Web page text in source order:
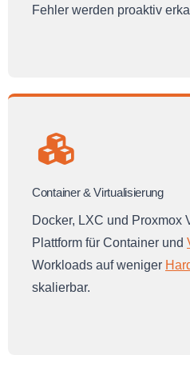
Fehler werden proaktiv
Container & Virtualisierung
Docker, LXC und Proxmox
Plattform für Container und
Workloads auf weniger
skalierbar.